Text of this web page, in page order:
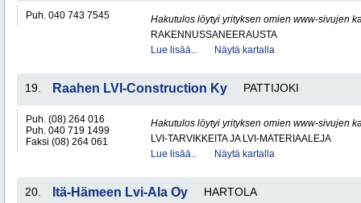
Puh. 040 743 7545
Hakutulos löytyi yrityksen omien www-sivujen
RAKENNUSSANEERAUSTA
Lue lisää..
Näytä kartalla
19. Raahen LVI-Construction Ky PATTIJOKI
Puh. (08) 264 016
Puh. 040 719 1499
Faksi (08) 264 061
Hakutulos löytyi yrityksen omien www-sivujen
LVI-TARVIKKEITA JA LVI-MATERIAALEJA
Lue lisää..
Näytä kartalla
20. Itä-Hämeen Lvi-Ala Oy HARTOLA